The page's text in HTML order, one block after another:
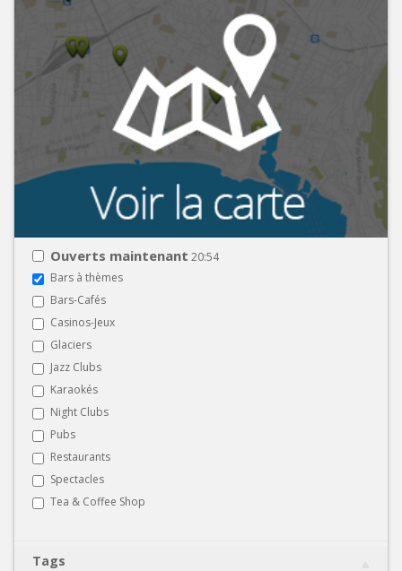
Ouverts maintenant 20:54
Bars à thèmes
Bars-Cafés
Casinos-Jeux
Glaciers
Jazz Clubs
Karaokés
Night Clubs
Pubs
Restaurants
Spectacles
Tea & Coffee Shop
Tags